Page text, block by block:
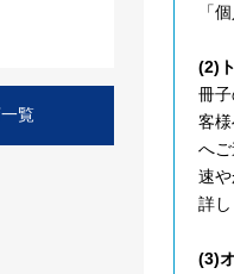
「
(2)
冊
客
へ
速
詳
(3)
覧